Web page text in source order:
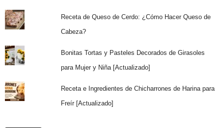
Receta de Queso de Cerdo: ¿Cómo Hacer Queso de
Cabeza?
Bonitas Tortas y Pasteles Decorados de Girasoles
para Mujer y Niña [Actualizado]
Receta e Ingredientes de Chicharrones de Harina para
Freír [Actualizado]